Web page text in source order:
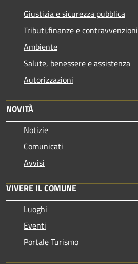
Giustizia e sicurezza pubblica
Tributi,finanze e contravvenzioni
Ambiente
Salute, benessere e assistenza
Autorizzazioni
NOVITÀ
Notizie
Comunicati
Avvisi
VIVERE IL COMUNE
Luoghi
Eventi
Portale Turismo